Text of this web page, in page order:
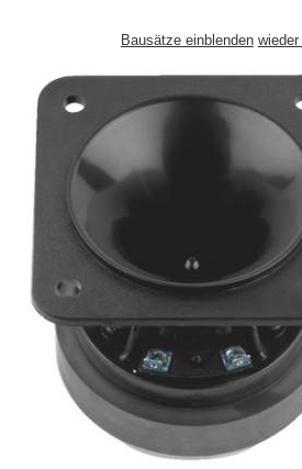
Bausätze einblenden